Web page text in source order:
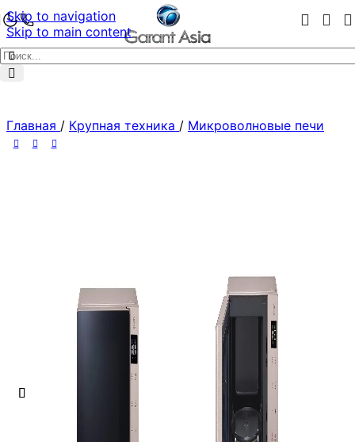
Skip to navigation
Skip to main content
Главная / Крупная техника / Микроволновые печи